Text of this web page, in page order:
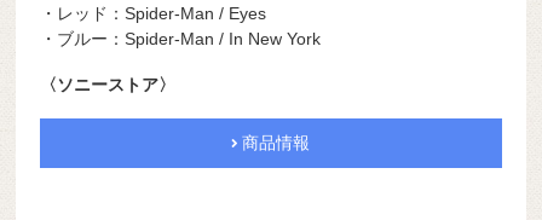
・レッド：Spider-Man / Eyes
・ブルー：Spider-Man / In New York
〈ソニーストア〉
商品情報